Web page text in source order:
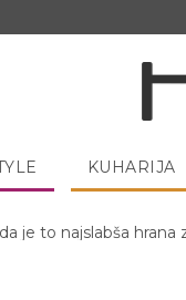
KUHARIJA
pred spanjem dobro